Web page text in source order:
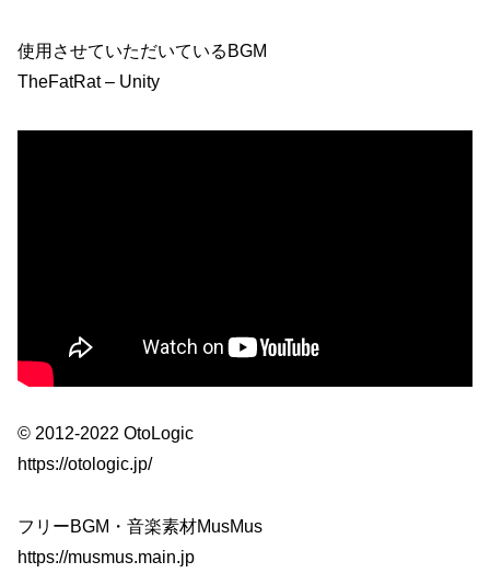
使用させていただいているBGM
TheFatRat – Unity
© 2012-2022 OtoLogic
https://otologic.jp/
フリーBGM・音楽素材MusMus
https://musmus.main.jp